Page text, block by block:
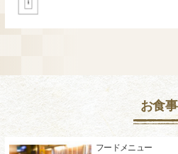
お食事
フードメニュー